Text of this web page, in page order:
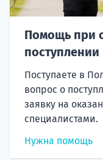
Помощь при
поступлении
Поступаете в
вопрос о
заявку на
специалистами.
Нужна помощь